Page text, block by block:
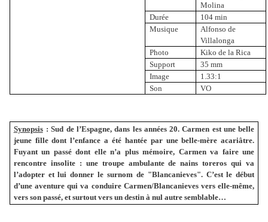
Molina
Durée
104 min
Musique
Alfonso de
Villalonga
Photo
Kiko de la Rica
Support
35 mm
Image
1.33:1
Son
VO
Synopsis :Sud de l’Espagne, dans les années 20. Carmen est une belle
jeune fille dont l’enfance a été hantée par une belle-mère acariâtre.
Fuyant un passé dont elle n’a plus mémoire, Carmen va faire une
rencontre insolite : une troupe ambulante de nains toreros qui va
l’adopter et lui donner le surnom de "Blancanieves". C’est le début
d’une aventure qui va conduire Carmen/Blancanieves vers elle-même,
vers son passé, et surtout vers un destin à nul autre semblable…